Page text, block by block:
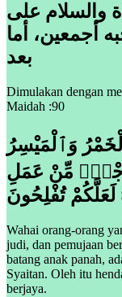
والسلام على
أجمعين، أما
بعد
Dimulakan dengan
Maidah :90
وَٱلْمَيْسِرُ
رِجْسٌۭ مِّنْ عَمَلِ
تُفْلِحُونَ
Wahai orang-orang
judi, dan pemujaan
batang anak panah,
Syaitan. Oleh itu
berjaya.